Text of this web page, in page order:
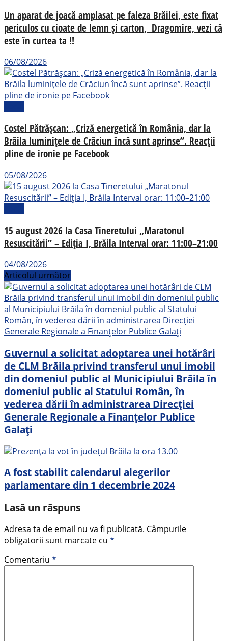
Un aparat de joacă amplasat pe faleza Brăilei, este fixat
periculos cu cioate de lemn și carton, Dragomire, vezi că
este în curtea ta !!
06/08/2026
Costel Pătrășcan: „Criză energetică în România, dar la
Brăila luminițele de Crăciun încă sunt aprinse”. Reacții
pline de ironie pe Facebook
05/08/2026
15 august 2026 la Casa Tineretului „Maratonul
Resuscitării” – Ediția I, Brăila Interval orar: 11:00–21:00
04/08/2026
Articolul următor
Guvernul a solicitat adoptarea unei hotărâri
de CLM Brăila privind transferul unui imobil
din domeniul public al Municipiului Brăila în
domeniul public al Statului Român, în
vederea dării în administrarea Direcţiei
Generale Regionale a Finanţelor Publice
Galați
A fost stabilit calendarul alegerilor
parlamentare din 1 decembrie 2024
Lasă un răspuns
Adresa ta de email nu va fi publicată. Câmpurile
obligatorii sunt marcate cu *
Comentariu *